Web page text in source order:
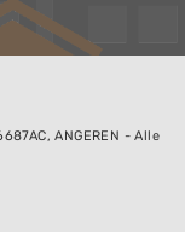
ANGEREN - Alle